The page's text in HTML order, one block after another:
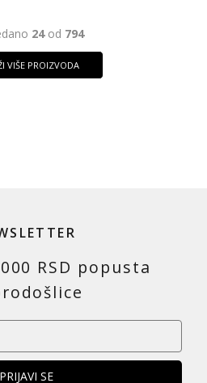
24od 794
VIŠE PROIZVODA
RSD popusta